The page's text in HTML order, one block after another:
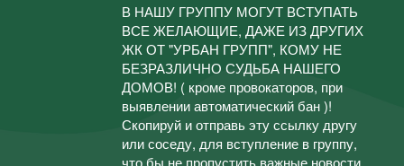
В НАШУ ГРУППУ МОГУТ ВСТУПАТЬ
ВСЕ ЖЕЛАЮЩИЕ, ДАЖЕ ИЗ ДРУГИХ
ЖК ОТ "УРБАН ГРУПП", КОМУ НЕ
БЕЗРАЗЛИЧНО СУДЬБА НАШЕГО
ДОМОВ! ( кроме провокаторов, при
выявлении автоматический бан )!
Скопируй и отправь эту ссылку другу
или соседу, для вступление в группу,
что бы не пропустить важные новости